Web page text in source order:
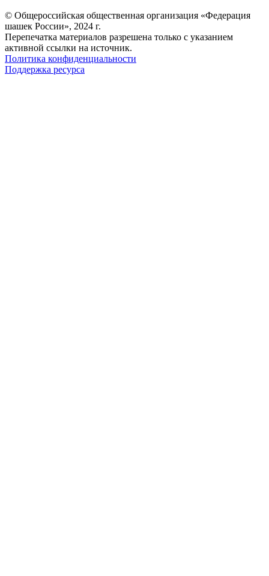
© Общероссийская общественная организация «Федерация
шашек России», 2024 г.
Перепечатка материалов разрешена только с указанием
активной ссылки на источник.
Политика конфиденциальности
Поддержка ресурса